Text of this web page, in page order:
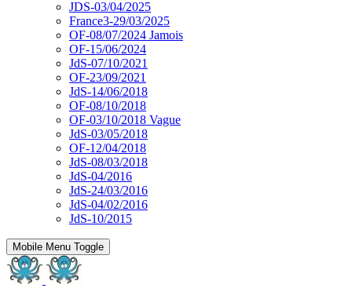
JDS-03/04/2025
France3-29/03/2025
OF-08/07/2024 Jamois
OF-15/06/2024
JdS-07/10/2021
OF-23/09/2021
JdS-14/06/2018
OF-08/10/2018
OF-03/10/2018 Vague
JdS-03/05/2018
OF-12/04/2018
JdS-08/03/2018
JdS-04/2016
JdS-24/03/2016
JdS-04/02/2016
JdS-10/2015
Mobile Menu Toggle